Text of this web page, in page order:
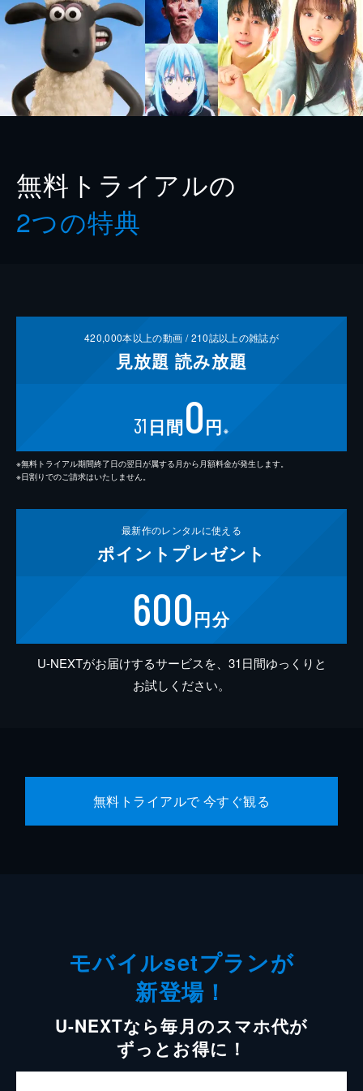
無料トライアルの
2つの特典
420,000本以上の動画 /210誌以上の雑誌が
見放題 読み放題
31 日間0円 ※
※無料トライアル期間終了日の翌日が属する月から月額料金が発生します。
※日割りでのご請求はいたしません。
最新作のレンタルに使える
ポイント プレゼント
600円分
U-NEXTがお届けするサービスを、31日間ゆっくりと
お試しください。
無料トライアルで 今すぐ観る
モバイルsetプランが
新登場！
U-NEXTなら毎月のスマホ代が
ずっとお得に！